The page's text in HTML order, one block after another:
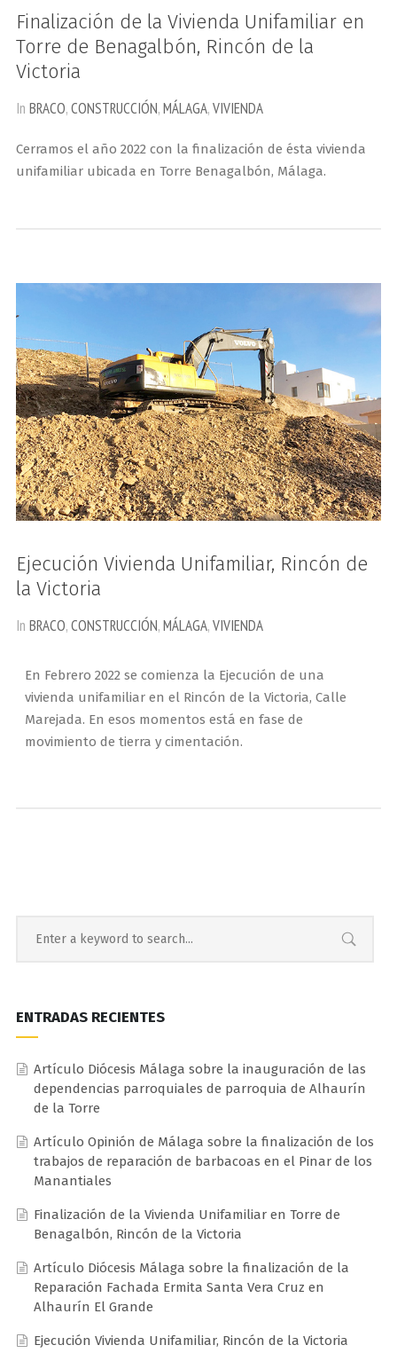
Finalización de la Vivienda Unifamiliar en
Torre de Benagalbón, Rincón de la
Victoria
In BRACO,CONSTRUCCIÓN,MÁLAGA,VIVIENDA
Cerramos el año 2022 con la finalización de ésta vivienda
unifamiliar ubicada en Torre Benagalbón, Málaga.
Ejecución Vivienda Unifamiliar, Rincón de
la Victoria
In BRACO,CONSTRUCCIÓN,MÁLAGA,VIVIENDA
En Febrero 2022 se comienza la Ejecución de una
vivienda unifamiliar en el Rincón de la Victoria, Calle
Marejada. En esos momentos está en fase de
movimiento de tierra y cimentación.
ENTRADAS RECIENTES
Artículo Diócesis Málaga sobre la inauguración de las
dependencias parroquiales de parroquia de Alhaurín
de la Torre
Artículo Opinión de Málaga sobre la finalización de los
trabajos de reparación de barbacoas en el Pinar de los
Manantiales
Finalización de la Vivienda Unifamiliar en Torre de
Benagalbón, Rincón de la Victoria
Artículo Diócesis Málaga sobre la finalización de la
Reparación Fachada Ermita Santa Vera Cruz en
Alhaurín El Grande
Ejecución Vivienda Unifamiliar, Rincón de la Victoria